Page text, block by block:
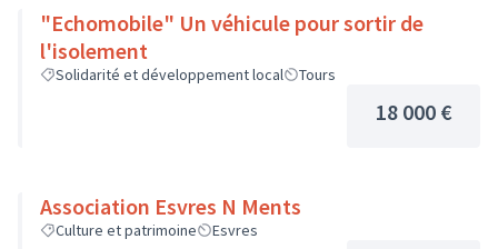
"Echomobile" Un véhicule pour sortir de
l'isolement
Solidarité et développement local Tours
18 000 €
Association Esvres N Ments
Culture et patrimoine Esvres